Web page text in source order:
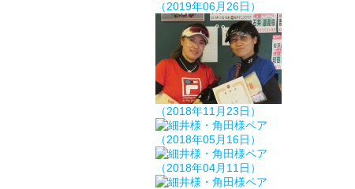
（2019年06月26日）
（2018年11月23日）
（2018年05月16日）
（2018年04月11日）